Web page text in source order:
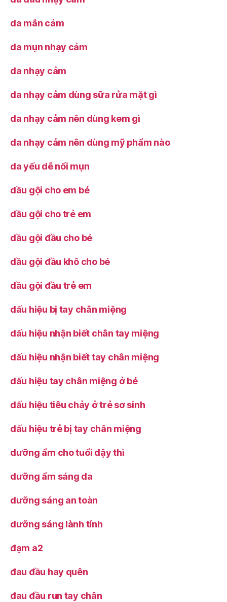
da mẫn cảm
da mụn nhạy cảm
da nhạy cảm
da nhạy cảm dùng sữa rửa mặt gì
da nhạy cảm nên dùng kem gì
da nhạy cảm nên dùng mỹ phẩm nào
da yếu dễ nổi mụn
dầu gội cho em bé
dầu gội cho trẻ em
dầu gội đầu cho bé
dầu gội đầu khô cho bé
dầu gội đầu trẻ em
dấu hiệu bị tay chân miệng
dấu hiệu nhận biết chân tay miệng
dấu hiệu nhận biết tay chân miệng
dấu hiệu tay chân miệng ở bé
dấu hiệu tiêu chảy ở trẻ sơ sinh
dấu hiệu trẻ bị tay chân miệng
dưỡng ẩm cho tuổi dậy thì
dưỡng ẩm sáng da
dưỡng sáng an toàn
dưỡng sáng lành tính
đạm a2
đau đầu hay quên
đau đầu run tay chân